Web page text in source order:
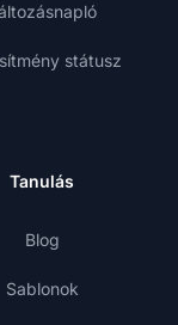
státusz
Tanulás
Blog
Sablonok